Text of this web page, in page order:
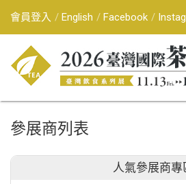
會員登入 English Facebook
參展商列表
人氣參展商專